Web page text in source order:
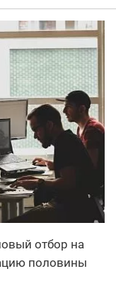
отбор на
половины